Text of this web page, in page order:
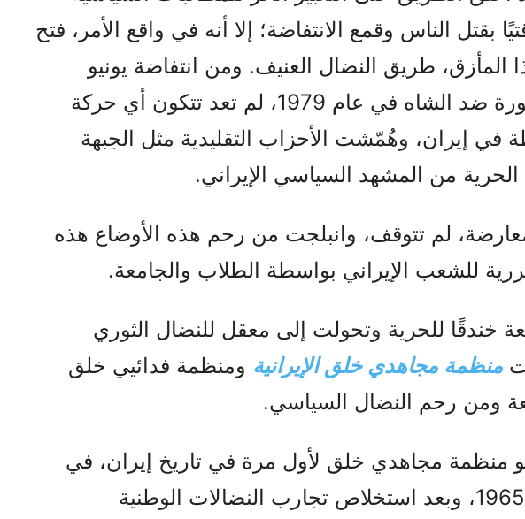
بقتل الناس وقمع الانتفاضة؛ إلا أنه في واقع الأمر، فتح
المأزق، طريق النضال العنيف. ومن انتفاضة يونيو
1963، حتى الثورة ضد الشاه في عام 1979، لم تعد تتكون أي حركة
في إيران، وهُمّشت الأحزاب التقليدية مثل الجبهة
الحرية من المشهد السياسي الإيراني.
لم تتوقف، وانبلجت من رحم هذه الأوضاع هذه
للشعب الإيراني بواسطة الطلاب والجامعة.
خندقًا للحرية وتحولت إلى معقل للنضال الثوري
منظمة مجاهدي خلق الإيرانية ومنظمة فدائيي خلق
ومن رحم النضال السياسي.
مجاهدي خلق لأول مرة في تاريخ إيران، في
6سبتمبر/ايلول1965، وبعد استخلاص تجارب النضالات الوطنية